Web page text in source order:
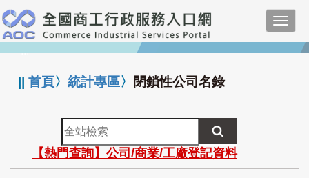
跳
到
主
要
:::
||首頁〉統計專區〉 閉鎖性公司名錄
全
站
檢
索
【熱門查詢】公司/商業/工廠登記資料